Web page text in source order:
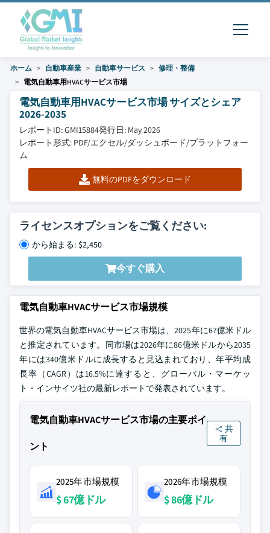
ホーム 自動車産業 自動車サービス
修理・整備
電気自動車用HVACサービス市場
電気自動車用HVACサービス市場 サイズとシェア
2026-2035
レポートID: GMI15884発行日: May 2026
レポート形式: PDF/エクセル/ダッシュボード/プラットフォー
ム
無料のPDFをダウンロード
ライセンスオプションをご覧ください:
から始まる: $2,450
今すぐ購入
電気自動車HVACサービス市場規模
世界の電気自動車HVACサービス市場は、2025年に67億米ドル
と推定されています。同市場は2026年に86億米ドルから2035
年には340億米ドルに成長すると見込まれており、年平均成
長率（CAGR）は16.5%に達すると、グローバル・マーケッ
ト・インサイツ社の最新レポートで発表されています。
電気自動車HVACサービス市場の主要ポイ
ント
共
有
2025年市場規模
$ 67億ドル
2026年市場規模
$ 86億ドル